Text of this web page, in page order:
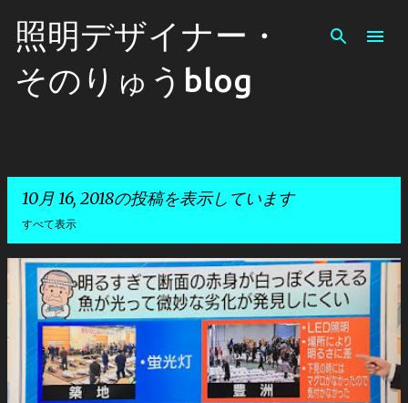
スキップしてメイン コンテンツに移動
照明デザイナー・
そのりゅうblog
10月 16, 2018の投稿を表示しています
すべて表示
投
稿